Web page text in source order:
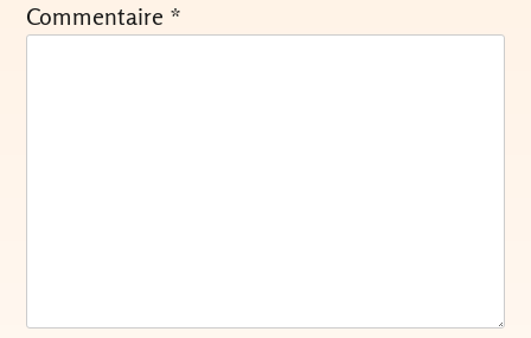
Commentaire *